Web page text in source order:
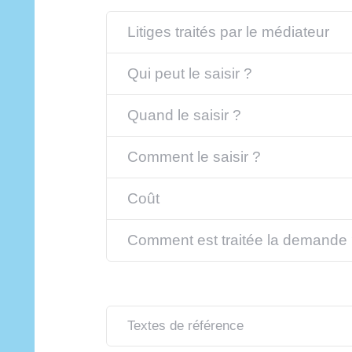
Litiges traités par le médiateur
Qui peut le saisir ?
Quand le saisir ?
Comment le saisir ?
Coût
Comment est traitée la demande
Textes de référence